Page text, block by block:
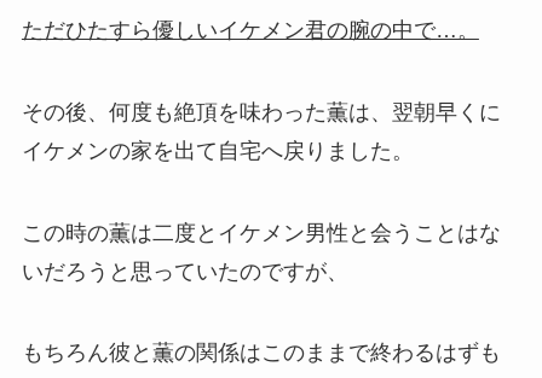
ただひたすら優しいイケメン君の腕の中で…。
その後、何度も絶頂を味わった薫は、翌朝早くに
イケメンの家を出て自宅へ戻りました。
この時の薫は二度とイケメン男性と会うことはな
いだろうと思っていたのですが、
もちろん彼と薫の関係はこのままで終わるはずも